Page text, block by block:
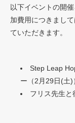
以下イベントの開
加費用につきまし
ていただきます。
Step Leap
ー（2月29日(土)
フリス先生と